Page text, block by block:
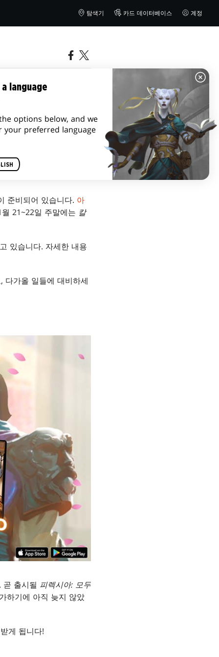
탐색기 카드 데이터베이스 계정
준비되어 있습니다. 아
월 21~22일 주말에는 칼
있습니다. 자세한 내용
다가올 일들에 대비하세
곧 출시될 피렉시아: 모두
하기에 아직 늦지 않았
게 됩니다!
a language
options below, and we
your preferred language